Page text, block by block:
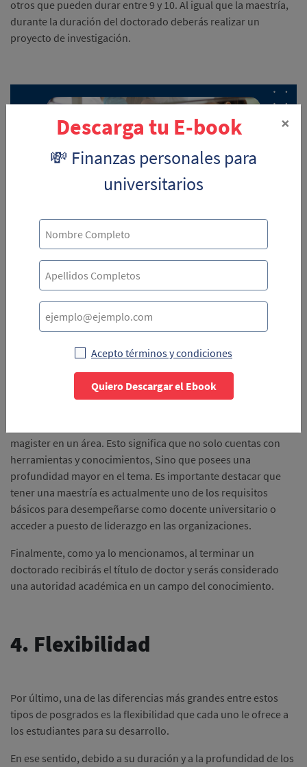
otros que pueden durar entre 9 y 10. Al igual que la maestría,
durante la duración del doctorado deberás realizar un
proyecto de investigación.
3. Título otorgado
Otra diferencia entre estos posgrados es el título que otorga
cada uno y las implicaciones que tienen.
Al realizar una especialización recibirás un título de
conocimientos específicos en un área y puedes desempeñarte
profesionalmente en ella.
magister en un área. Esto significa que no solo cuentas con
herramientas y conocimientos, Sino que posees una
profundidad mayor en el tema. Es importante destacar que
tener una maestría es actualmente uno de los requisitos
básicos para desempeñarse como docente universitario o
acceder a puesto de liderazgo en las organizaciones.
Finalmente, como ya lo mencionamos, al terminar un
doctorado recibirás el título de doctor y serás considerado
una autoridad académica en un campo del conocimiento.
4. Flexibilidad
Por último, una de las diferencias más grandes entre estos
tipos de posgrados es la flexibilidad que cada uno le ofrece a
los estudiantes para su desarrollo.
En ese sentido, debido a su duración y a la profundidad de los
×
Descarga tu E-book
💸 Finanzas personales para
universitarios
Acepto términos y condiciones
Quiero Descargar el Ebook